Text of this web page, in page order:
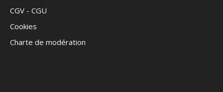
CGV - CGU
Cookies
Charte de modération